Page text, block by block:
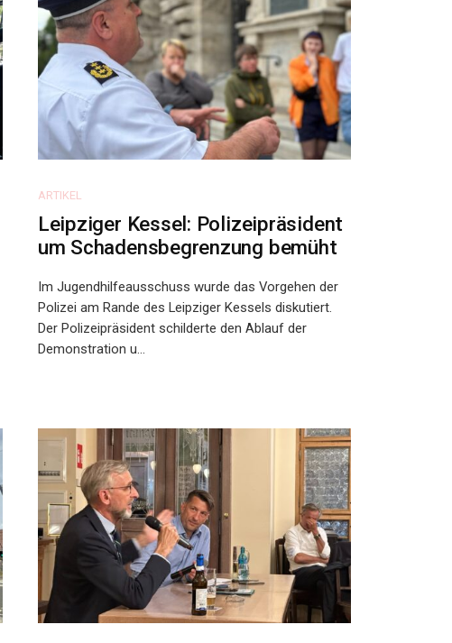
ARTIKEL
Leipziger Kessel: Polizeipräsident
um Schadensbegrenzung bemüht
Im Jugendhilfeausschuss wurde das Vorgehen der
Polizei am Rande des Leipziger Kessels diskutiert.
Der Polizeipräsident schilderte den Ablauf der
Demonstration u...